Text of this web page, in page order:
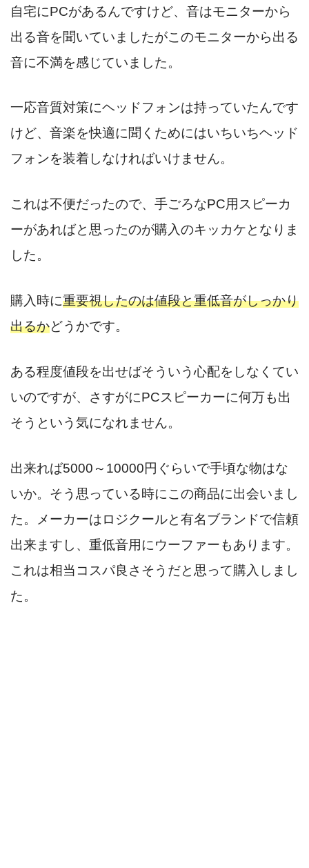
自宅にPCがあるんですけど、音はモニターから
出る音を聞いていましたがこのモニターから出る
音に不満を感じていました。
一応音質対策にヘッドフォンは持っていたんです
けど、音楽を快適に聞くためにはいちいちヘッド
フォンを装着しなければいけません。
これは不便だったので、手ごろなPC用スピーカ
ーがあればと思ったのが購入のキッカケとなりま
した。
購入時に重要視したのは値段と重低音がしっかり
出るかどうかです。
ある程度値段を出せばそういう心配をしなくてい
いのですが、さすがにPCスピーカーに何万も出
そうという気になれません。
出来れば5000～10000円ぐらいで手頃な物はな
いか。そう思っている時にこの商品に出会いまし
た。メーカーはロジクールと有名ブランドで信頼
出来ますし、重低音用にウーファーもあります。
これは相当コスパ良さそうだと思って購入しまし
た。